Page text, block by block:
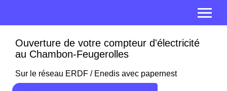
Ouverture de votre compteur d'électricité
au Chambon-Feugerolles
Sur le réseau ERDF / Enedis avec papernest